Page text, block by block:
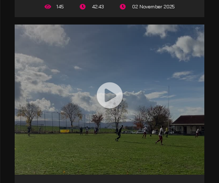
145 42:43 02 November 2025